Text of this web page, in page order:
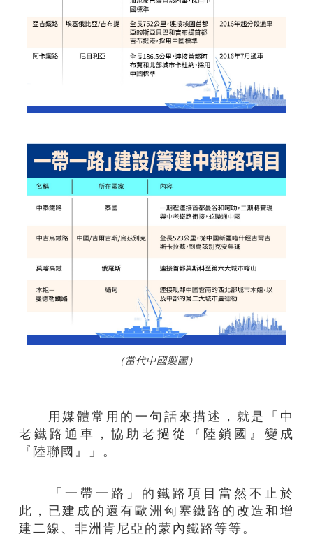
（當代中國製圖）
用媒體常用的一句話來描述，就是「中
老鐵路通車，協助老撾從『陸鎖國』變成
『陸聯國』」。
「一帶一路」的鐵路項目當然不止於
此，已建成的還有歐洲匈塞鐵路的改造和增
建二線、非洲肯尼亞的蒙內鐵路等等。